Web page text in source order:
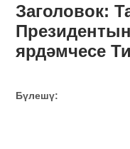
Заголовок:
ярдәмчесе
Бүлешү: